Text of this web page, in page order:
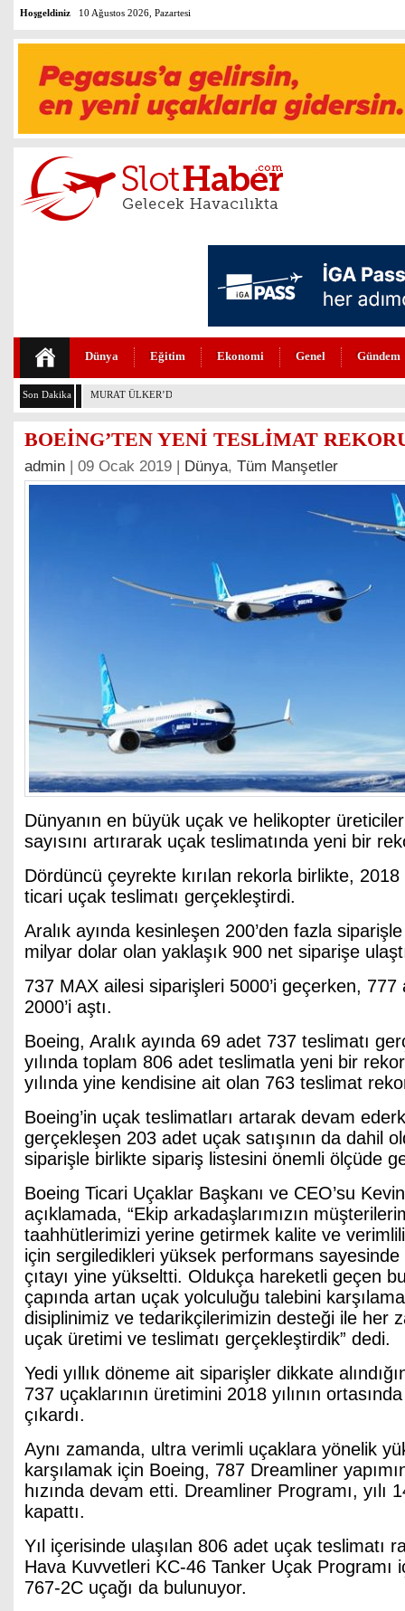
Hoşgeldiniz 10 Ağustos 2026, Pazartesi
Dünya Eğitim Ekonomi Genel Gündem
Son Dakika MURAT ÜLKER’DEN THY’NİN DÖNÜŞÜM HİKAYESİNE ÖVGÜ
BOEİNG’TEN YENİ TESLİMAT
admin | 09 Ocak 2019 | Dünya, Tüm Manşetler
Dünyanın en büyük uçak ve helikopter
sayısını artırarak uçak teslimatında yeni bir
Dördüncü çeyrekte kırılan rekorla birlikte, 2018
ticari uçak teslimatı gerçekleştirdi.
Aralık ayında kesinleşen 200’den fazla
milyar dolar olan yaklaşık 900 net siparişe
737 MAX ailesi siparişleri 5000’i geçerken, 777
2000’i aştı.
Boeing, Aralık ayında 69 adet 737 teslimatı
yılında toplam 806 adet teslimatla yeni bir
yılında yine kendisine ait olan 763 teslimat
Boeing’in uçak teslimatları artarak devam
gerçekleşen 203 adet uçak satışının da dahil
siparişle birlikte sipariş listesini önemli ölçüde
Boeing Ticari Uçaklar Başkanı ve CEO’su
açıklamada, “Ekip arkadaşlarımızın
taahhütlerimizi yerine getirmek kalite ve
için sergiledikleri yüksek performans sayesinde
çıtayı yine yükseltti. Oldukça hareketli geçen
çapında artan uçak yolculuğu talebini
disiplinimiz ve tedarikçilerimizin desteği ile her
uçak üretimi ve teslimatı gerçekleştirdik” dedi.
Yedi yıllık döneme ait siparişler dikkate
737 uçaklarının üretimini 2018 yılının
çıkardı.
Aynı zamanda, ultra verimli uçaklara yönelik
karşılamak için Boeing, 787 Dreamliner
hızında devam etti. Dreamliner Programı, yılı
kapattı.
Yıl içerisinde ulaşılan 806 adet uçak teslimatı
Hava Kuvvetleri KC-46 Tanker Uçak Programı
767-2C uçağı da bulunuyor.